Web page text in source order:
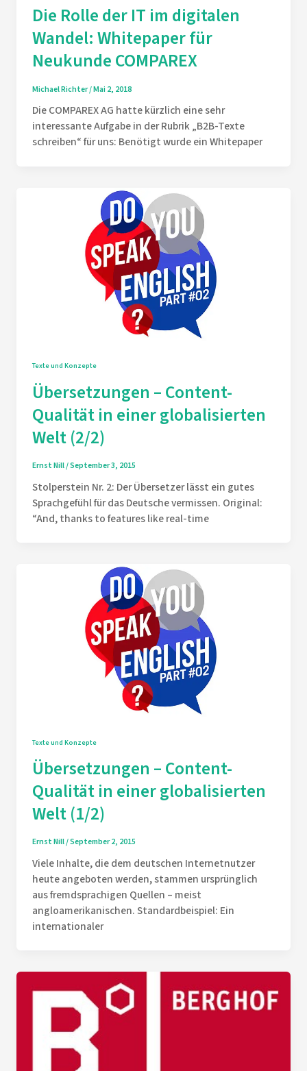
Die Rolle der IT im digitalen
Wandel: Whitepaper für
Neukunde COMPAREX
Michael Richter/Mai 2, 2018
Die COMPAREX AG hatte kürzlich eine sehr
interessante Aufgabe in der Rubrik „B2B-Texte
schreiben“ für uns: Benötigt wurde ein Whitepaper
Texte und Konzepte
Übersetzungen – Content-
Qualität in einer globalisierten
Welt (2/2)
Ernst Nill/September 3, 2015
Stolperstein Nr. 2: Der Übersetzer lässt ein gutes
Sprachgefühl für das Deutsche vermissen. Original:
“And, thanks to features like real-time
Texte und Konzepte
Übersetzungen – Content-
Qualität in einer globalisierten
Welt (1/2)
Ernst Nill/September 2, 2015
Viele Inhalte, die dem deutschen Internetnutzer
heute angeboten werden, stammen ursprünglich
aus fremdsprachigen Quellen – meist
angloamerikanischen. Standardbeispiel: Ein
internationaler